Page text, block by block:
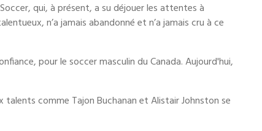
qui, à présent, a su déjouer les attentes à
n’a jamais abandonné et n’a jamais cru à ce
pour le soccer masculin du Canada. Aujourd'hui,
comme Tajon Buchanan et Alistair Johnston se